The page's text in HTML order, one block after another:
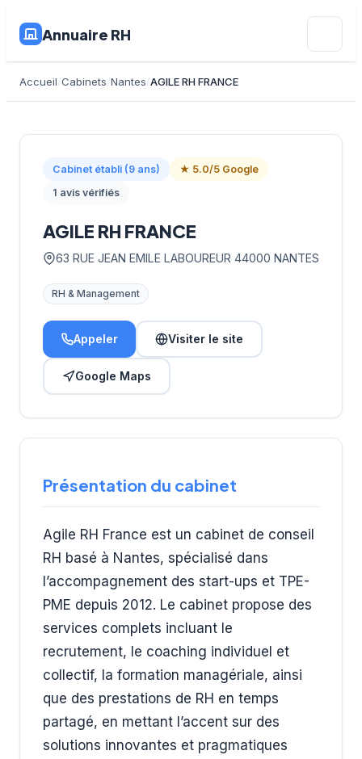
Annuaire RH
Accueil Cabinets Nantes AGILE RH FRANCE
Cabinet établi (9 ans)
★ 5.0/5 Google
1 avis vérifiés
AGILE RH FRANCE
63 RUE JEAN EMILE LABOUREUR 44000 NANTES
RH & Management
Appeler Visiter le site
Google Maps
Présentation du cabinet
Agile RH France est un cabinet de conseil
RH basé à Nantes, spécialisé dans
l’accompagnement des start-ups et TPE-
PME depuis 2012. Le cabinet propose des
services complets incluant le
recrutement, le coaching individuel et
collectif, la formation managériale, ainsi
que des prestations de RH en temps
partagé, en mettant l’accent sur des
solutions innovantes et pragmatiques